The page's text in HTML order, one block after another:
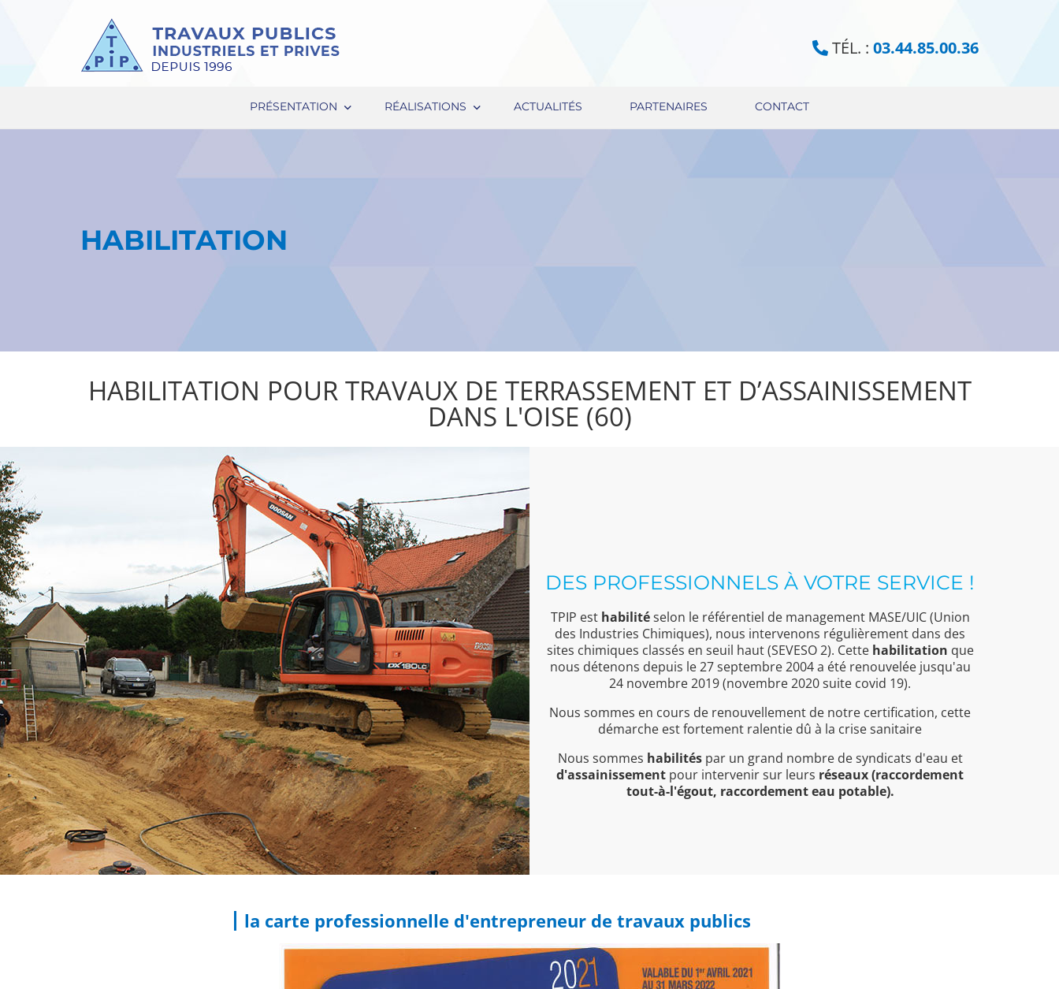
TÉL. : 03.44.85.00.36
PRÉSENTATION RÉALISATIONS ACTUALITÉS PARTENAIRES CONTACT
HABILITATION
HABILITATION POUR TRAVAUX DE TERRASSEMENT ET D’ASSAINISSEMENT
DANS L'OISE (60)
DES PROFESSIONNELS À VOTRE SERVICE !
TPIP est habilitéselon le référentiel de management MASE/UIC (Union
des Industries Chimiques), nous intervenons régulièrement dans des
sites chimiques classés en seuil haut (SEVESO 2). Cette habilitation que
nous détenons depuis le 27 septembre 2004 a été renouvelée jusqu'au
24 novembre 2019 (novembre 2020 suite covid 19).
Nous sommes en cours de renouvellement de notre certification, cette
démarche est fortement ralentie dû à la crise sanitaire
Nous sommes habilitéspar un grand nombre de syndicats d'eau et
d'assainissement pour intervenir sur leurs réseaux (raccordement
tout-à-l'égout, raccordement eau potable).
la carte professionnelle d'entrepreneur de travaux publics